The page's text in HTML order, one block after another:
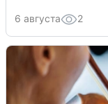
6 августа 2